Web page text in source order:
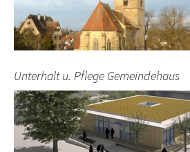
Unterhalt u. Pflege Gemeindehaus